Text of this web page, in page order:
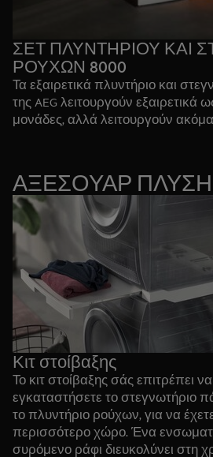
ΣΕΤ ΠΛΥΝΤΗΡΙΟΥ ΚΑΙ
ΡΟΥΧΩΝ 8000
Τα εξαιρετικά πλυντήριο και
της AEG λειτουργούν εξαιρετικά
μονάδες, αλλά λειτουργούν
Δείτε το πλυντήριο ρούχων 8000
Δείτε το στεγνωτήριο 8000
ΑΞΕΣΟΥΑΡ
Κιτ στοίβαξης
Το κιτ στοίβαξης σάς επιτρέπει να
εγκαταστήσετε το στεγνωτήριο
το πλυντήριο ρούχων, για να
περισσότερο χώρο. Ένα
συρόμενο ράφι διευκολύνει στη